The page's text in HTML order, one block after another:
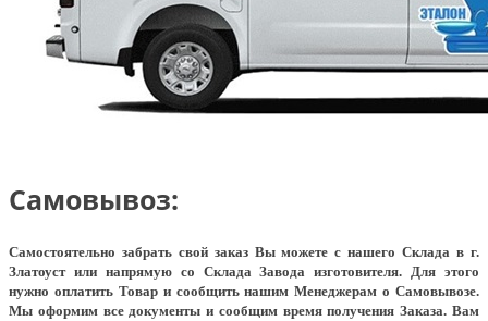
Самовывоз:
Самостоятельно забрать свой заказ Вы можете с нашего Склада в г.
Златоуст или напрямую со Склада Завода изготовителя. Для этого
нужно оплатить Товар и сообщить нашим Менеджерам о Самовывозе.
Мы оформим все документы и сообщим время получения Заказа. Вам